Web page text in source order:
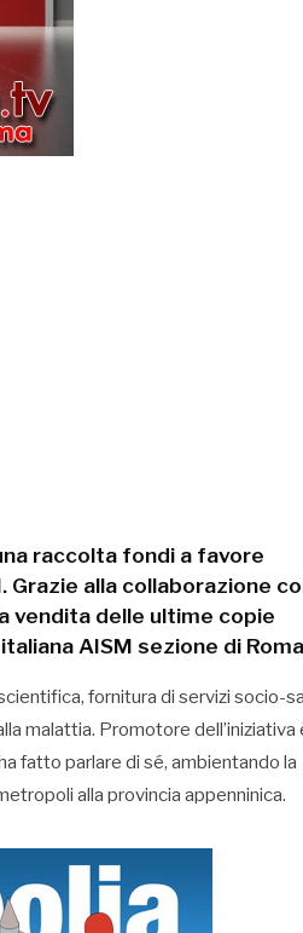
raccolta fondi a favore
Grazie alla collaborazione
vendita delle ultime copie
AISM sezione di
fornitura di servizi socio-
malattia. Promotore dell’iniziativa
fatto parlare di sé, ambientando la
alla provincia appenninica.